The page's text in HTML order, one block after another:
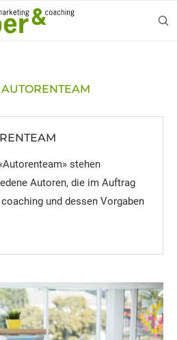
AUTORENTEAM
stehen
Autoren, die im Auftrag
und dessen Vorgaben